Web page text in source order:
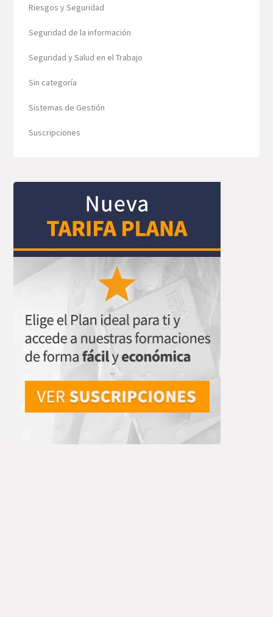
Riesgos y Seguridad
Seguridad de la información
Seguridad y Salud en el Trabajo
Sin categoría
Sistemas de Gestión
Suscripciones